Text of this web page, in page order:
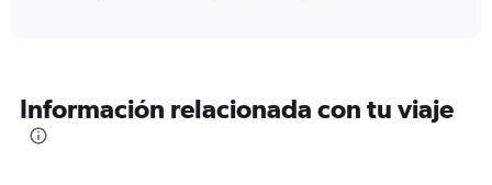
categories.
The
Información relacionada con tu viaje